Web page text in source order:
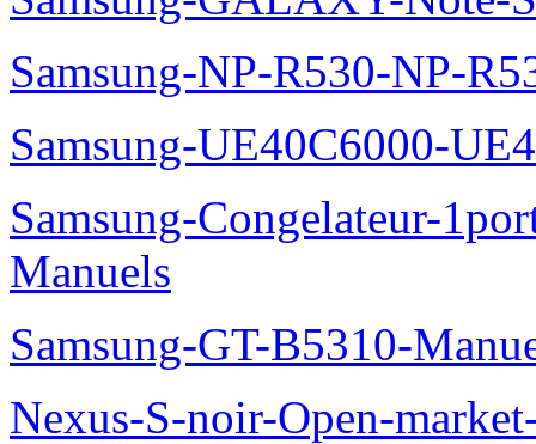
Samsung-NP-R530-NP-
Samsung-UE40C6000-
Samsung-Congelateur-
Manuels
Samsung-GT-B5310-
Nexus-S-noir-Open-